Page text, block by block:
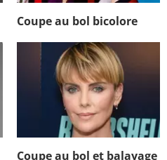
Coupe au bol bicolore
Coupe au bol et balayage